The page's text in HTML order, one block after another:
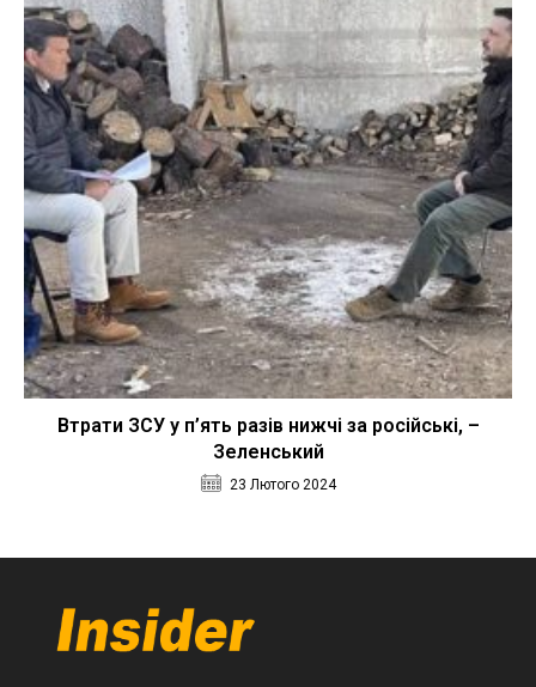
Втрати ЗСУ у п’ять разів нижчі за російські, –
Зеленський
23 Лютого 2024